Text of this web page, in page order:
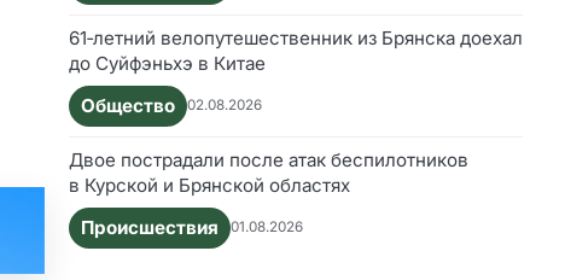
61‑летний велопутешественник из Брянска доехал
до Суйфэньхэ в Китае
Общество
02.08.2026
Двое пострадали после атак беспилотников
в Курской и Брянской областях
Происшествия
01.08.2026